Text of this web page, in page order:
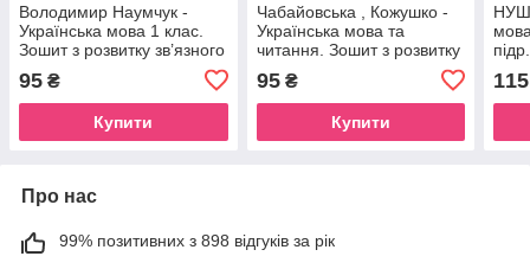
Володимир Наумчук -
Українська мова 1 клас.
Зошит з розвитку зв’язного
95 ₴
Купити
Чабайовська , Кожушко -
Українська мова та
читання. Зошит з розвитку
НУШ
95₴
Купити
НУШ
115
Про нас
99% позитивних з 898 відгуків за рік